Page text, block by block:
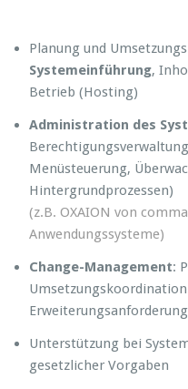
Planung und
Systemeinführung,
Betrieb (Hosting)
Administration des
Menüsteuerung,
Hintergrundprozessen)
(z.B. OXAION von
Anwendungssysteme)
Change-Management:
Unterstützung bei
gesetzlicher Vorgaben